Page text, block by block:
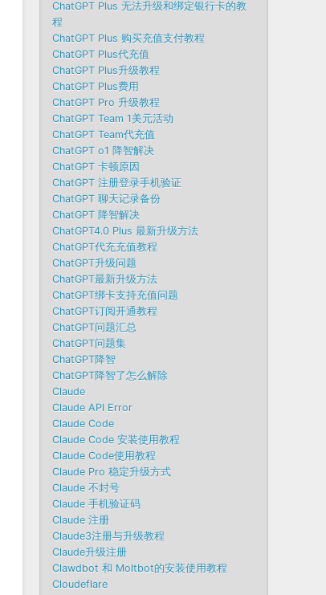
ChatGPT Plus 无法升级和绑定银行卡的教
程
ChatGPT Plus 购买充值支付教程
ChatGPT Plus代充值
ChatGPT Plus升级教程
ChatGPT Plus费用
ChatGPT Pro 升级教程
ChatGPT Team 1美元活动
ChatGPT Team代充值
ChatGPT o1 降智解决
ChatGPT 卡顿原因
ChatGPT 注册登录手机验证
ChatGPT 聊天记录备份
ChatGPT 降智解决
ChatGPT4.0 Plus 最新升级方法
ChatGPT代充充值教程
ChatGPT升级问题
ChatGPT最新升级方法
ChatGPT绑卡支持充值问题
ChatGPT订阅开通教程
ChatGPT问题汇总
ChatGPT问题集
ChatGPT降智
ChatGPT降智了怎么解除
Claude
Claude API Error
Claude Code
Claude Code 安装使用教程
Claude Code使用教程
Claude Pro 稳定升级方式
Claude 不封号
Claude 手机验证码
Claude 注册
Claude3注册与升级教程
Claude升级注册
Clawdbot 和 Moltbot的安装使用教程
Cloudeflare